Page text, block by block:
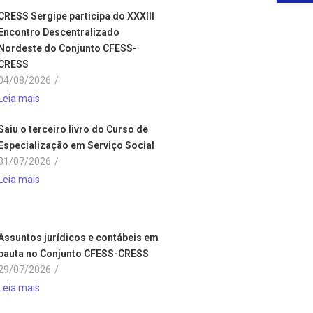
Sergipe participa do XXXIII
Descentralizado
do Conjunto CFESS-
08/2026 /
mais
o terceiro livro do Curso de
em Serviço Social
07/2026 /
mais
jurídicos e contábeis em
no Conjunto CFESS-CRESS
07/2026 /
mais